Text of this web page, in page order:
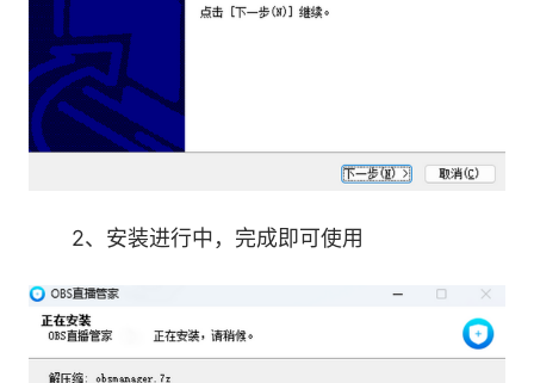
6.来源轮播插件
根据设定的时间条件或者媒体状态，切换来源
软件特色：
1、实用插件一网打尽
插件可以让你的操作更加快速，方便，便捷
2、安装进行中，完成即可使用